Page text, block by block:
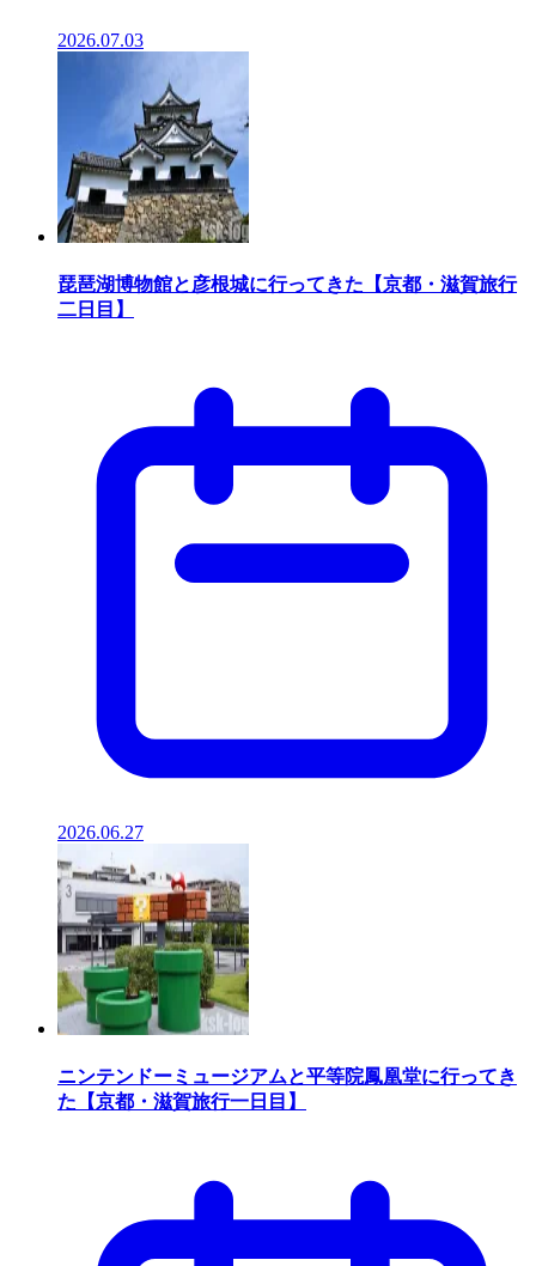
2026.07.03
琵琶湖博物館と彦根城に行ってきた【京都・滋賀旅行
二日目】
2026.06.27
ニンテンドーミュージアムと平等院鳳凰堂に行ってき
た【京都・滋賀旅行一日目】